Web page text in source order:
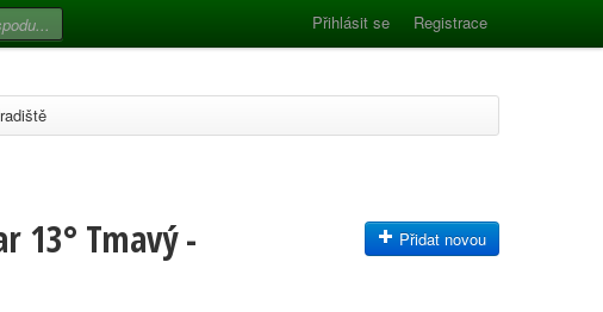
Přihlásit se Registrace
13° Tmavý - Přidat novou